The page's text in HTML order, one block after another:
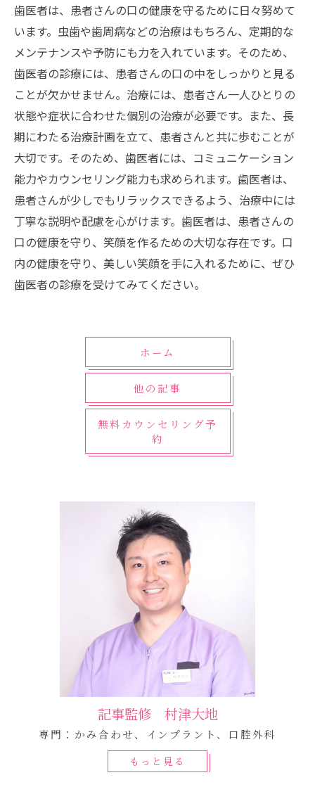
歯医者は、患者さんの口の健康を守るために日々努めて
います。虫歯や歯周病などの治療はもちろん、定期的な
メンテナンスや予防にも力を入れています。そのため、
歯医者の診療には、患者さんの口の中をしっかりと見る
ことが欠かせません。治療には、患者さん一人ひとりの
状態や症状に合わせた個別の治療が必要です。また、長
期にわたる治療計画を立て、患者さんと共に歩むことが
大切です。そのため、歯医者には、コミュニケーション
能力やカウンセリング能力も求められます。歯医者は、
患者さんが少しでもリラックスできるよう、治療中には
丁寧な説明や配慮を心がけます。歯医者は、患者さんの
口の健康を守り、笑顔を作るための大切な存在です。口
内の健康を守り、美しい笑顔を手に入れるために、ぜひ
歯医者の診療を受けてみてください。
ホーム
他の記事
無料カウンセリング予
約
記事監修 村津大地
専門：かみ合わせ、インプラント、口腔外科
もっと見る